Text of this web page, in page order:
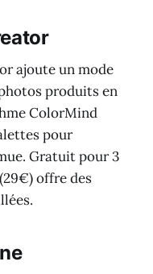
ajoute un mode
produits en
ColorMind
pour
Gratuit pour 3
offre des